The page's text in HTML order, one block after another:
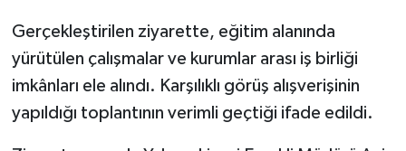
Gerçekleştirilen ziyarette, eğitim alanında
yürütülen çalışmalar ve kurumlar arası iş birliği
imkânları ele alındı. Karşılıklı görüş alışverişinin
yapıldığı toplantının verimli geçtiği ifade edildi.